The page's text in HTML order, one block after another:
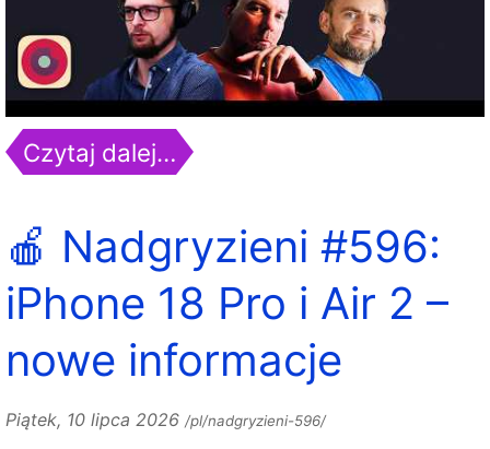
Czytaj dalej…
🍎 Nadgryzieni #596:
iPhone 18 Pro i Air 2 –
nowe informacje
Piątek, 10 lipca 2026 /pl/nadgryzieni-596/